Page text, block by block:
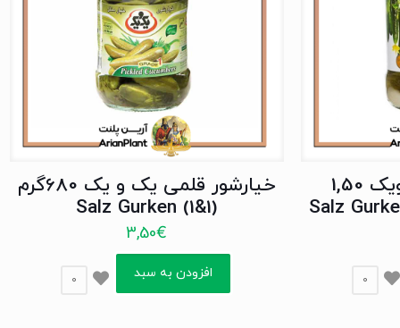
خیارشور ویژه یک ویک 1,50
0
خیارشور قلمی یک و یک 680گرم
(1&1) Salz Gurken
3,50€
افزودن به سبد 0